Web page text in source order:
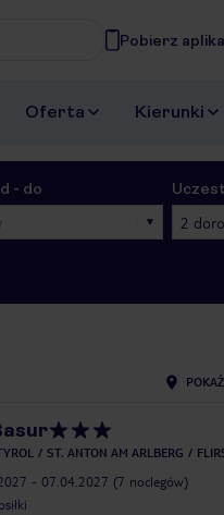
Pobierz
Oferta Kierunki
- do
2
ST. ANTON AM ARLBERG
- 07.04.2027 (7 noclegów)